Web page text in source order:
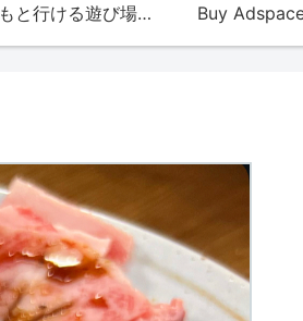
子どもと行ける遊び場・お店 Buy